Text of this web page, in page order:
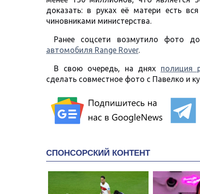
доказать: в руках её матери есть
чиновниками министерства.
Ранее соцсети возмутило фото
автомобиля Range Rover.
В свою очередь, на днях полиция
сделать совместное фото с Павелко и